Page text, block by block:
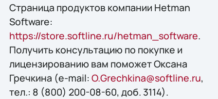
Страница продуктов компании Hetman
Software:
https://store.softline.ru/hetman_software.
Получить консультацию по покупке и
лицензированию вам поможет Оксана
Гречкина (e-mail: O.Grechkina@softline.ru,
тел.: 8 (800) 200-08-60, доб. 3114).